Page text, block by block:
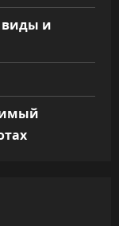
виды и